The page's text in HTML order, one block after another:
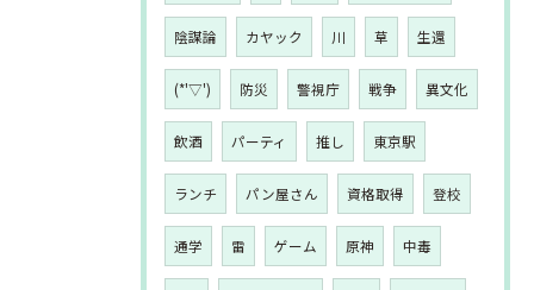
陰謀論 カヤック 川 草 生還
(*'▽') 防災 警視庁 戦争 異文化
飲酒 パーティ 推し 東京駅
ランチ パン屋さん 資格取得 登校
通学 雷 ゲーム 原神 中毒